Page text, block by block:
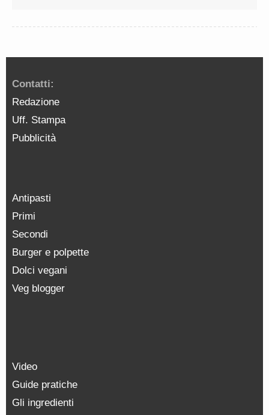
Contatti:
Redazione
Uff. Stampa
Pubblicità
Antipasti
Primi
Secondi
Burger e polpette
Dolci vegani
Veg blogger
Video
Guide pratiche
Gli ingredienti